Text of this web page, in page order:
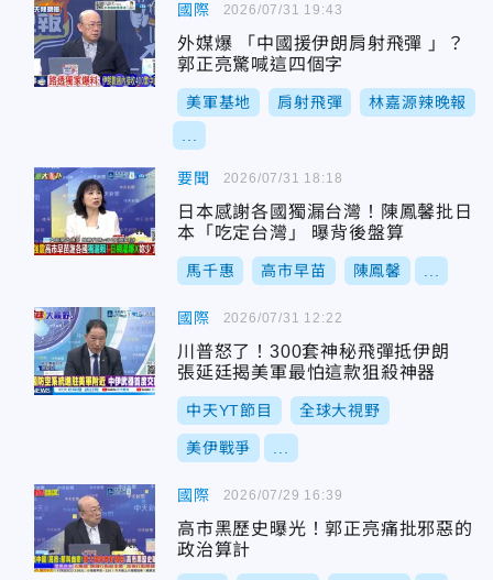
國際
外媒爆 「中國援伊朗肩射飛彈 」？
郭正亮驚喊這四個字
美軍基地 肩射飛彈 林嘉源辣晚報
2026/07/31 19:43
要聞
日本感謝各國獨漏台灣！陳鳳馨批日
本「吃定台灣」 曝背後盤算
馬千惠 高市早苗 陳鳳馨
2026/07/31 18:18
國際
川普怒了！300套神秘飛彈抵伊朗
張延廷揭美軍最怕這款狙殺神器
中天YT節目 全球大視野
美伊戰爭
2026/07/31 12:22
國際
高市黑歷史曝光！郭正亮痛批邪惡的
政治算計
2026/07/29 16:39